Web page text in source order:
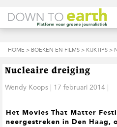
p
r
n
n
a
e
h
o
o
n
a
d
o
o
p
r
n
n
a
e
v
HOME > BOEKEN EN FILMS > KIJKTIPS >
Nucleaire dreiging
Wendy Koops | 17 februari 2014 |
Het Movies That Matter
neergestreken in Den